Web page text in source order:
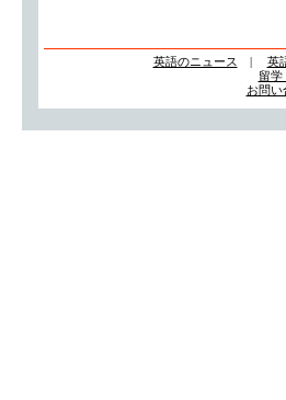
英語のニュース | 英
留学
お問い